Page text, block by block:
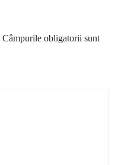
Câmpurile obligatorii sunt